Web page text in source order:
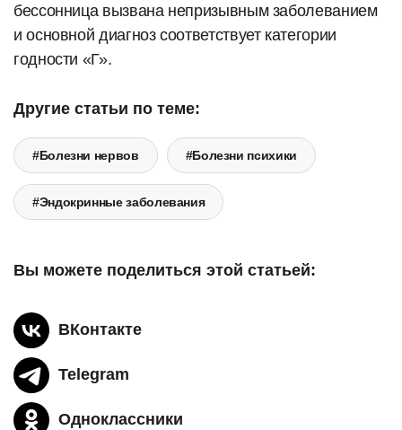
бессонница вызвана непризывным заболеванием
и основной диагноз соответствует категории
годности «Г».
Другие статьи по теме:
#Болезни нервов #Болезни психики
#Эндокринные заболевания
Вы можете поделиться этой статьей:
ВКонтакте
Telegram
Одноклассники